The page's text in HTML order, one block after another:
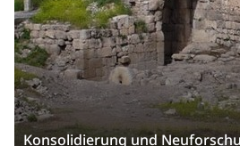
Konsolidierung und